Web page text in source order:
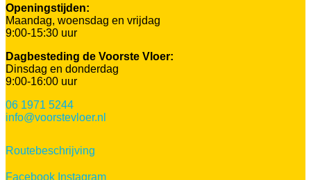
Openingstijden:
Maandag, woensdag en vrijdag
9:00-15:30 uur
Dagbesteding de Voorste Vloer:
Dinsdag en donderdag
9:00-16:00 uur
06 1971 5244
info@voorstevloer.nl
Routebeschrijving
Facebook Instagram